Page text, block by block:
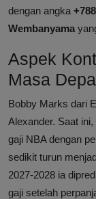
dengan angka +788
Wembanyama
Aspek
Masa
Bobby Marks dari
Alexander. Saat
gaji NBA dengan
sedikit turun
2027-2028 ia
gaji setelah